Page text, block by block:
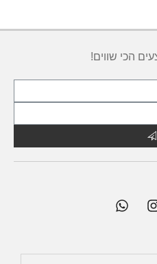
הכי שווים!